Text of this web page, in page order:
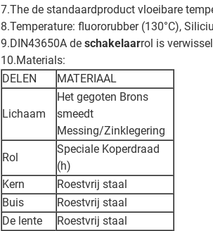
7.The de standaardproduct vloeibare
8.Temperature: fluororubber (130°C),
9.DIN43650A de schakelaarrol is
10.Materials:
DELEN
MATERIAAL
Lichaam
Het gegoten Brons
smeedt
Messing/Zinklegering
Rol
Speciale Koperdraad
(h)
Kern
Roestvrij staal
Buis
Roestvrij staal
De lente
Roestvrij staal